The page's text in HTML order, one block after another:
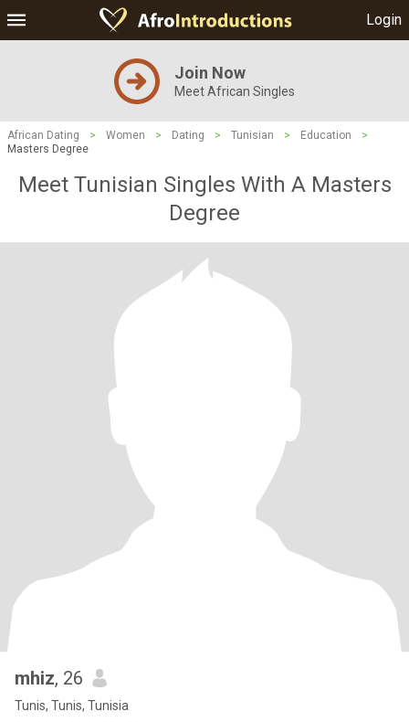
Login
Join Now
Meet African Singles
African Dating > Women > Dating > Tunisian > Education
>
Masters Degree
Meet Tunisian Singles With A Masters
Degree
mhiz, 26
Tunis, Tunis, Tunisia